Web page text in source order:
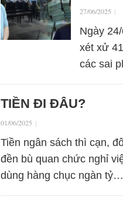
27/06/2025 |
Ngày
xét xử
các sai
TIỀN ĐI ĐÂU?
01/06/2025 |
Tiền ngân sách thì cạn,
đền bù quan chức nghỉ
dùng hàng chục ngàn tỷ…